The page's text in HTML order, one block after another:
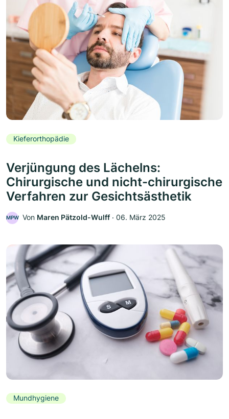
Kieferorthopädie
Verjüngung des Lächelns:
Chirurgische und nicht-chirurgische
Verfahren zur Gesichtsästhetik
MPW Von Maren Pätzold-Wulff ‧ 06. März 2025
Mundhygiene